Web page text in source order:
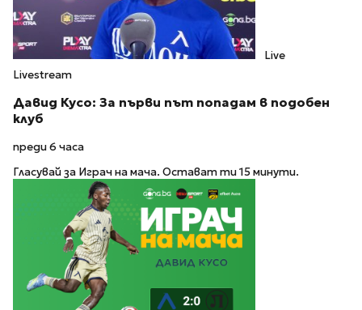
Live
Livestream
Давид Кусо: За първи път попадам в подобен
клуб
преди 6 часа
Гласувай за Играч на мача. Остават ти 15 минути.